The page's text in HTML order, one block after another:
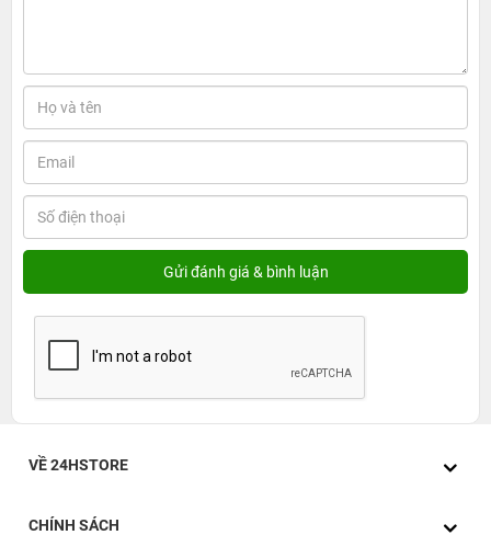
VỀ 24HSTORE
CHÍNH SÁCH